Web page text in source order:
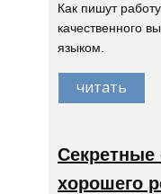
Как пишут
качественного
языком.
читать
Секретные
хорошего